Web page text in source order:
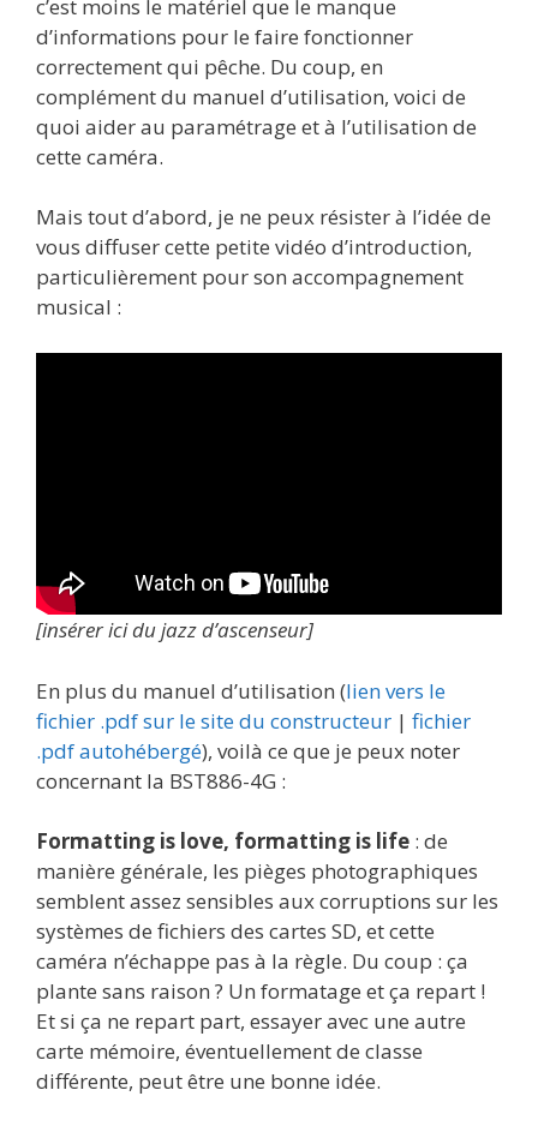
c’est moins le matériel que le manque
d’informations pour le faire fonctionner
correctement qui pêche. Du coup, en
complément du manuel d’utilisation, voici de
quoi aider au paramétrage et à l’utilisation de
cette caméra.
Mais tout d’abord, je ne peux résister à l’idée de
vous diffuser cette petite vidéo d’introduction,
particulièrement pour son accompagnement
musical :
[insérer ici du jazz d’ascenseur]
En plus du manuel d’utilisation (lien vers le
fichier .pdf sur le site du constructeur | fichier
.pdf autohébergé), voilà ce que je peux noter
concernant la BST886-4G :
Formatting is love, formatting is life : de
manière générale, les pièges photographiques
semblent assez sensibles aux corruptions sur les
systèmes de fichiers des cartes SD, et cette
caméra n’échappe pas à la règle. Du coup : ça
plante sans raison ? Un formatage et ça repart !
Et si ça ne repart part, essayer avec une autre
carte mémoire, éventuellement de classe
différente, peut être une bonne idée.